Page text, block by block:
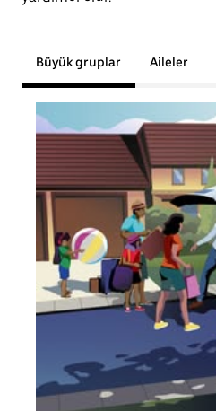
Büyük gruplar Aileler